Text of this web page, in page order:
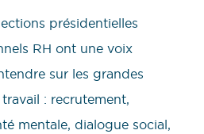
présidentielles
RH ont une voix
sur les grandes
: recrutement,
mentale, dialogue social,